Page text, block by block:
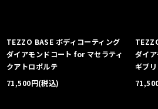
TEZZO BASE ボディコーティング
ダイアモンドコート for マセラティ
クアトロポルテ
71,500円(税込)
ダイ
ギブリ